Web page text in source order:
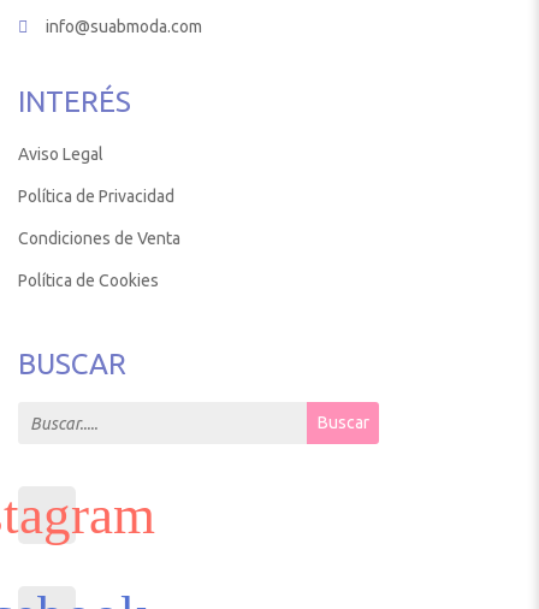
info@suabmoda.com
INTERÉS
Aviso Legal
Política de Privacidad
Condiciones de Venta
Política de Cookies
BUSCAR
Search for: Buscar